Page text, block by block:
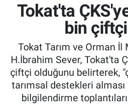
Tokat'ta
bin
Tokat Tarım ve Orman İl
H.İbrahim Sever, Tokat'ta
çiftçi olduğunu belirterek,
tarımsal destekleri
bilgilendirme
Tarımsal Destekler
Tarım Bakanlığı
TZOB
Tarım Kredi Kooperatifleri
Pankobirlik
Tüm Manşetler
Son Dakika Haberleri
Haber Arşivi